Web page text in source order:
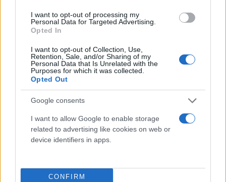
I want to opt-out of processing my
Personal Data for Targeted Advertising.
Opted In
I want to opt-out of Collection, Use,
Retention, Sale, and/or Sharing of my
Personal Data that Is Unrelated with the
Purposes for which it was collected.
Opted Out
Google consents
I want to allow Google to enable storage
related to advertising like cookies on web or
device identifiers in apps.
CONFIRM